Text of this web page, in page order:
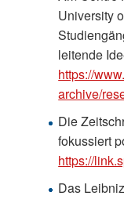
University
leitende
https://
archive/
Die
fokussiert
https://
Das